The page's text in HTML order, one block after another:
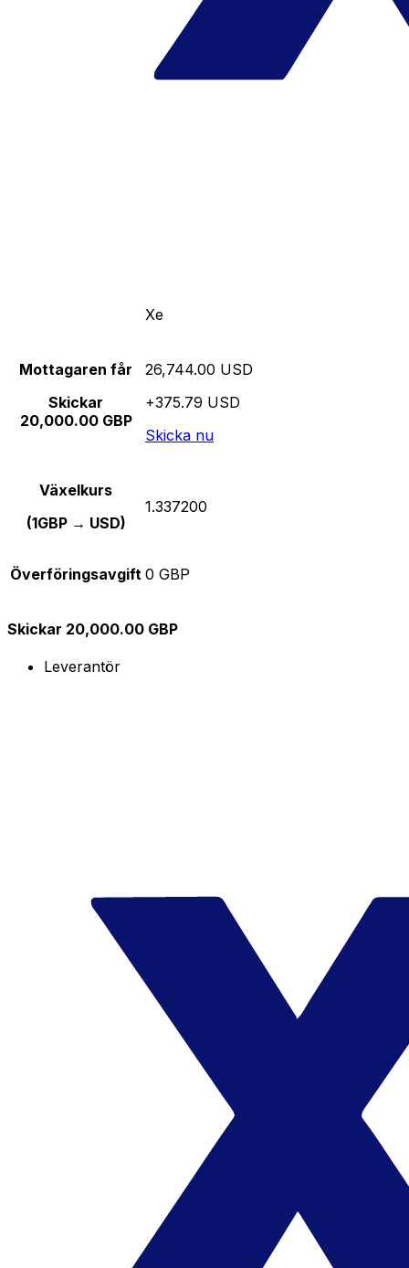
Xe
Mottagaren får
Skickar
20,000.00 GBP
26,744.00 USD
+375.79 USD
Skicka nu
Växelkurs
(1GBP → USD)
1.337200
Överföringsavgift 0 GBP
Skickar 20,000.00 GBP
Leverantör